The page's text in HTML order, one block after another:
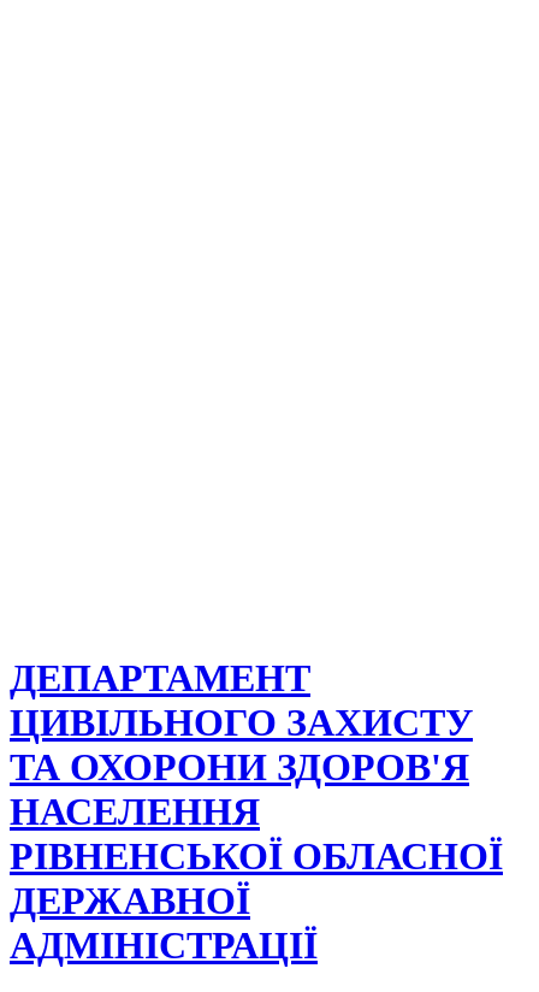
ДЕПАРТАМЕНТ
ЦИВІЛЬНОГО ЗАХИСТУ
ТА ОХОРОНИ ЗДОРОВ'Я
НАСЕЛЕННЯ
РІВНЕНСЬКОЇ ОБЛАСНОЇ
ДЕРЖАВНОЇ
АДМІНІСТРАЦІЇ